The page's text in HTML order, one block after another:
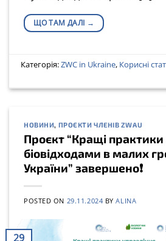
ЩО ТАМ ДАЛІ →
Категорія:ZWC in Ukraine, Корисні
НОВИНИ, ПРОЄКТИ ЧЛЕНІВ ZWAU
Проєкт “Кращі практики
біовідходами в малих
України” завершено❗️
POSTED ON 29.11.2024 BYALINA
29